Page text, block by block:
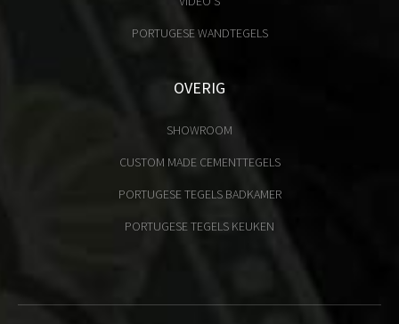
PORTUGESE WANDTEGELS
OVERIG
SHOWROOM
CUSTOM MADE CEMENTTEGELS
PORTUGESE TEGELS BADKAMER
PORTUGESE TEGELS KEUKEN